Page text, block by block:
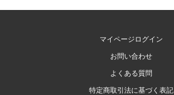
マイページログイン
お問い合わせ
よくある質問
特定商取引法に基づく表記